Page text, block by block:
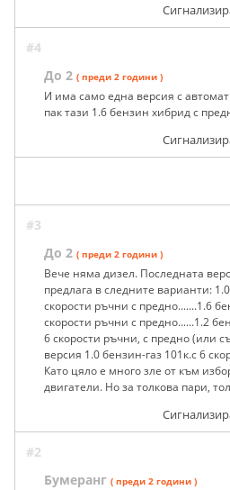
#4
До 2 ( преди 2 години )
И има само една версия с
пак тази 1.6 бензин хибрид с
#3
До 2 ( преди 2 години )
Вече няма дизел. Последната
предлага в следните варианти:
скорости ръчни с предно.......1.6
скорости ръчни с предно......1.2
6 скорости ръчни, с предно (или
версия 1.0 бензин-газ 101к.с 6
Като цяло е много зле от към
двигатели. Но за толкова пари,
#2
Бумеранг ( преди 2 години )